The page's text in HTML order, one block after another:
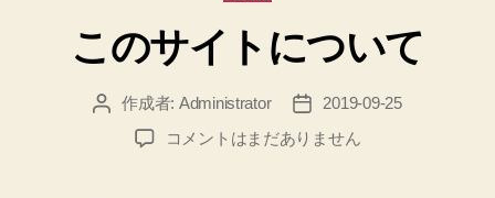
ゴ
リ
このサイトについて
投 作成者: Administrator
投
稿
日
2019-09-25
こ
コメントはまだありません